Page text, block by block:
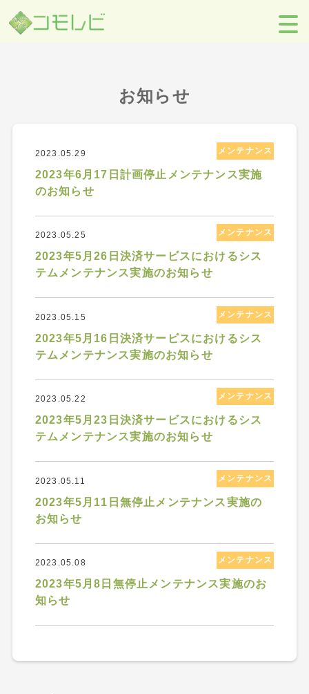
【コモレビ】SES事業者のための営業支援ツール
2023
年>5月
お知らせ
2023.05.29
2023年6月17日計画停止メンテナンス実施
のお知らせ
メンテナンス
2023.05.25
2023年5月26日決済サービスにおけるシス
テムメンテナンス実施のお知らせ
メンテナンス
2023.05.15
2023年5月16日決済サービスにおけるシス
テムメンテナンス実施のお知らせ
メンテナンス
2023.05.22
2023年5月23日決済サービスにおけるシス
テムメンテナンス実施のお知らせ
メンテナンス
2023.05.11
2023年5月11日無停止メンテナンス実施の
お知らせ
メンテナンス
2023.05.08
2023年5月8日無停止メンテナンス実施のお
知らせ
メンテナンス